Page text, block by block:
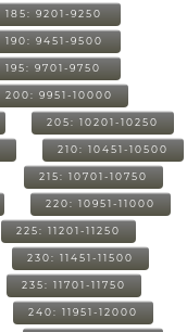
185: 9201-9250
190: 9451-9500
195: 9701-9750
200: 9951-10000
205: 10201-10250
210: 10451-10500
215: 10701-10750
220: 10951-11000
225: 11201-11250
230: 11451-11500
235: 11701-11750
240: 11951-12000